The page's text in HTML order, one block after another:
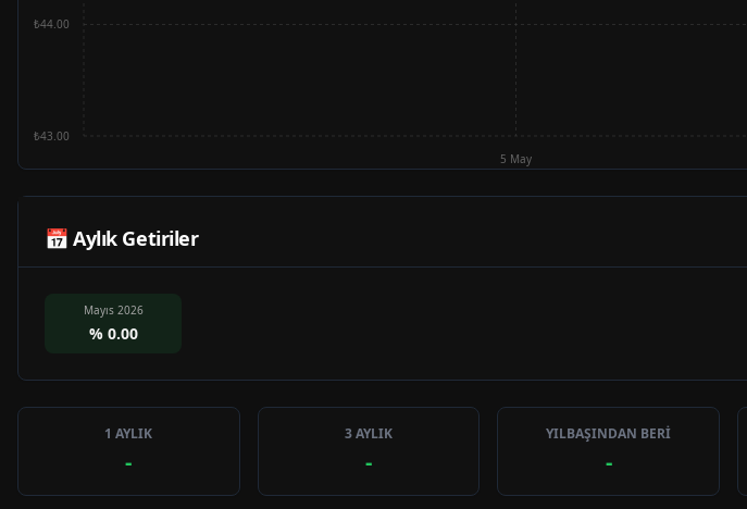
5 May
₺43.00
₺44.00
📅 Aylık Getiriler
Mayıs 2026
% 0.00
1 AYLIK
-
3 AYLIK
-
YILBAŞINDAN BERİ
-